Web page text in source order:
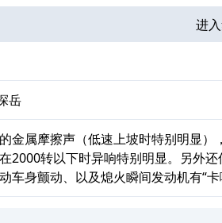
进
岳
金属摩擦声（低速上坡时特别明显）
2000转以下时异响特别明显。另外
身颤动、以及熄火瞬间发动机有“卡